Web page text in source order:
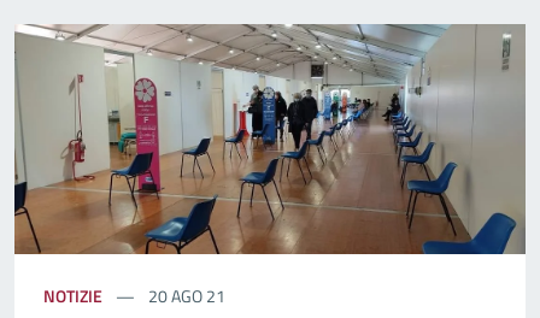
NOTIZIE 20 AGO 21